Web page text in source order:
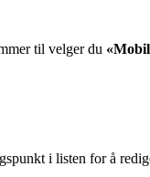
til velger du
i listen for å